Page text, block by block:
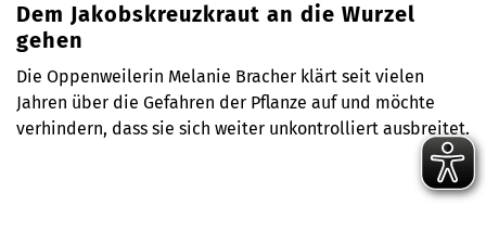
Dem Jakobskreuzkraut an die Wurzel
gehen
Die Oppenweilerin Melanie Bracher klärt seit vielen
Jahren über die Gefahren der Pflanze auf und möchte
verhindern, dass sie sich weiter unkontrolliert ausbreitet.